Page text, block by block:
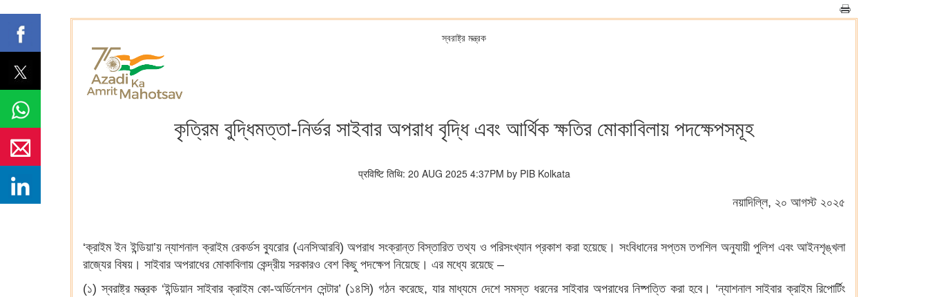
স্বরাষ্ট্র মন্ত্রক
কৃত্রিম বুদ্ধিমত্তা-নির্ভর সাইবার অপরাধ বৃদ্ধি এবং আর্থিক ক্ষতির মোকাবিলায় পদক্ষেপসমূহ
प्रविष्टि तिथि: 20 AUG 2025 4:37PM by PIB Kolkata
নয়াদিল্লি, ২০ আগস্ট ২০২৫
‘ক্রাইম ইন ইন্ডিয়া’য় ন্যাশনাল ক্রাইম রেকর্ডস ব্যুরোর (এনসিআরবি) অপরাধ সংক্রান্ত বিস্তারিত তথ্য ও পরিসংখ্যান প্রকাশ করা হয়েছে। সংবিধানের সপ্তম তপশিল অনুযায়ী পুলিশ এবং আইনশৃঙ্খলা
রাজ্যের বিষয়। সাইবার অপরাধের মোকাবিলায় কেন্দ্রীয় সরকারও বেশ কিছু পদক্ষেপ নিয়েছে। এর মধ্যে রয়েছে –
(১) স্বরাষ্ট্র মন্ত্রক ‘ইন্ডিয়ান সাইবার ক্রাইম কো-অর্ডিনেশন সেন্টার’ (১৪সি) গঠন করেছে, যার মাধ্যমে দেশে সমস্ত ধরনের সাইবার অপরাধের নিষ্পত্তি করা হবে। ‘ন্যাশনাল সাইবার ক্রাইম রিপোর্টিং